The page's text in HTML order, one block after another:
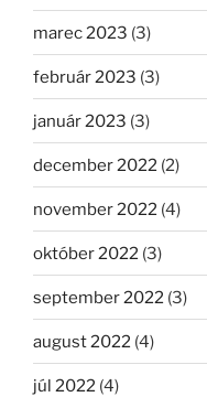
marec 2023 (3)
február 2023 (3)
január 2023 (3)
december 2022 (2)
november 2022 (4)
október 2022 (3)
september 2022 (3)
august 2022 (4)
júl 2022 (4)